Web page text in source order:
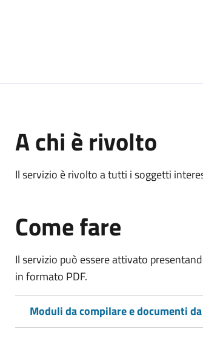
A chi è rivolto
Il servizio è rivolto a tutti i soggetti
Come fare
Il servizio può essere attivato
in formato PDF.
Moduli da compilare e documenti